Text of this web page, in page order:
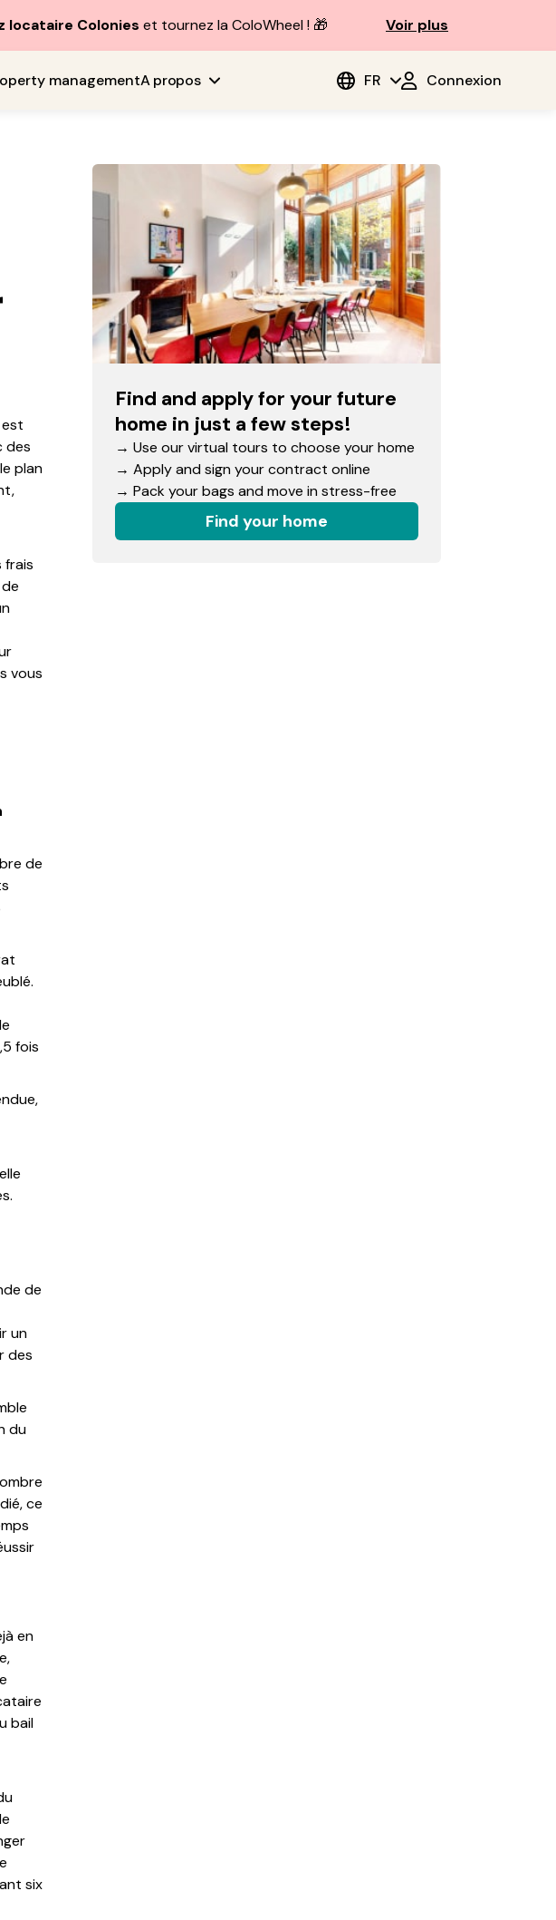
locataire Colonies et tournez la ColoWheel ! 🎁 Voir plus
managementA propos FR Connexion
des
plan
frais
vous
de
fois
de
un
des
du
ce
en
bail
six
Find and apply for your future
home in just a few steps!
→ Use our virtual tours to choose your home
→ Apply and sign your contract online
→ Pack your bags and move in stress-free
Find your home